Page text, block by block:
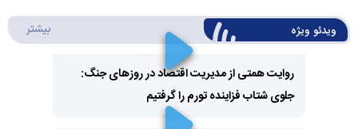
ویدئو ویژه بیشتر
Play
روایت همتی از مدیریت اقتصاد در روزهای جنگ:
جلوی شتاب فزاینده تورم را گرفتیم